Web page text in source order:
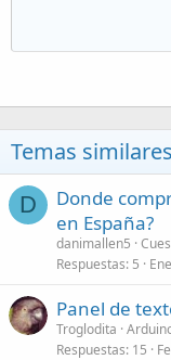
Temas similares
D
Donde
en España?
danimallen5
Respuestas 5
Panel de
Troglodita
Respuestas 15